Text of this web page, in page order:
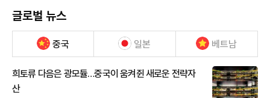
글로벌 뉴스
중국 일본 베트남
희토류 다음은 광모듈…중국이 움켜쥔 새로운 전략자
산